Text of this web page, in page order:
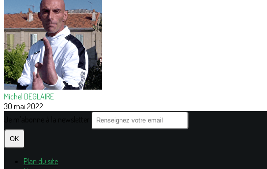
Michel DEGLAIRE
30 mai 2022
OK
Plan du site